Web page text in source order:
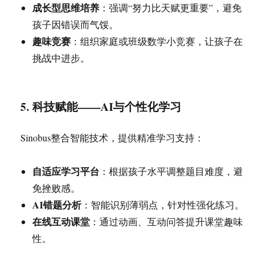
成长型思维培养 ：强调“努力比天赋更重要”，避免
孩子因错误而气馁。
趣味竞赛 ：组织家庭或班级数学小竞赛，让孩子在
挑战中进步。
5. 科技赋能——AI与个性化学习
Sinobus整合智能技术，提供精准学习支持：
自适应学习平台 ：根据孩子水平调整题目难度，避
免挫败感。
AI错题分析：智能识别薄弱点，针对性强化练习。
在线互动课堂 ：通过动画、互动问答提升课堂趣味
性。